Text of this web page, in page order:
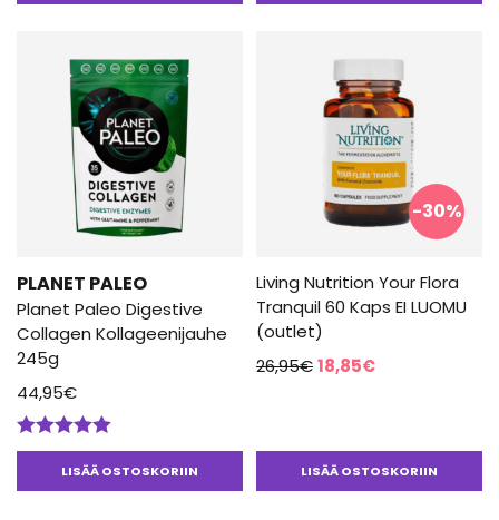
PLANET PALEO
Planet Paleo Digestive
Collagen Kollageenijauhe
245g
44,95€
Arvostelu
tuotteesta:LISÄÄ OSTOSKORIIN
-30%
Living Nutrition Your Flora
Tranquil 60 Kaps EI LUOMU
(outlet)
26,95€Alkuperäinen
26,95€.
18,85€Nykyinen
18,85€.
LISÄÄ OSTOSKORIIN